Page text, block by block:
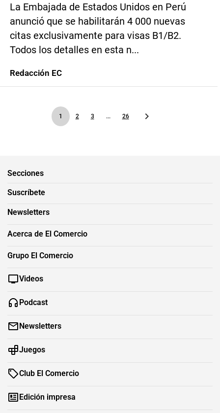
La Embajada de Estados Unidos en Perú
anunció que se habilitarán 4 000 nuevas
citas exclusivamente para visas B1/B2.
Todos los detalles en esta n...
Redacción EC
1 2 3 ... 26
Secciones
Suscríbete
Newsletters
Acerca de El Comercio
Grupo El Comercio
Videos
Podcast
Newsletters
Juegos
Club El Comercio
Edición impresa